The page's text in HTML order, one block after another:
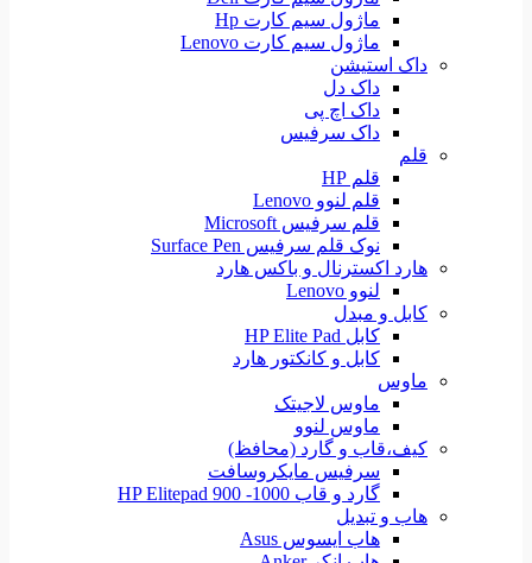
ماژول سیم کارت Hp
ماژول سیم کارت Lenovo
داک استیشن
داک دل
داک اچ پی
داک سرفیس
قلم
قلم HP
قلم لنوو Lenovo
قلم سرفیس Microsoft
نوک قلم سرفیس Surface Pen
هارد اکسترنال و باکس هارد
لنوو Lenovo
کابل و مبدل
کابل HP Elite Pad
کابل و کانکتور هارد
ماوس
ماوس لاجیتک
ماوس لنوو
کیف،قاب و گارد (محافظ)
سرفیس مایکروسافت
گارد و قاب HP Elitepad 900 -1000
هاب و تبدیل
هاب ایسوس Asus